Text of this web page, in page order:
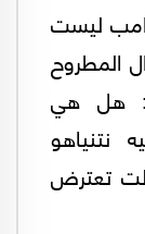
ليست
المطروح
هل هي
نتنياهو
تعترض